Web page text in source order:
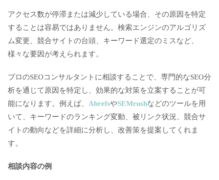
アクセス数が停滞または減少している場合、その原因を特定
することは容易ではありません。検索エンジンのアルゴリズ
ム変更、競合サイトの台頭、キーワード選定のミスなど、
様々な要因が考えられます。
プロのSEOコンサルタントに相談することで、専門的なSEO分
析を通じて原因を特定し、効果的な対策を立案することが可
能になります。例えば、 AhrefsやSEMrushなどのツールを用
いて、キーワードのランキング変動、被リンク状況、競合サ
イトの動向などを詳細に分析し、改善策を提案してくれま
す。
相談内容の例